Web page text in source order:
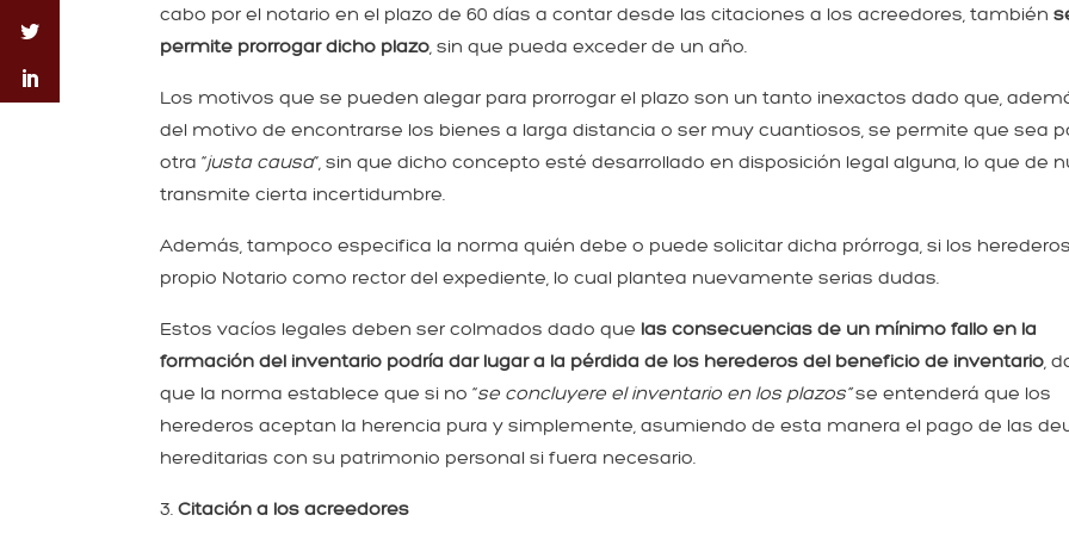
cabo por el notario en el plazo de 60 días a contar desde las citaciones a los acreedores, también
permite prorrogar dicho plazo, sin que pueda exceder de un año.
Los motivos que se pueden alegar para prorrogar el plazo son un tanto inexactos dado que,
del motivo de encontrarse los bienes a larga distancia o ser muy cuantiosos, se permite que sea
otra “justa causa”, sin que dicho concepto esté desarrollado en disposición legal alguna, lo que de
transmite cierta incertidumbre.
Además, tampoco especifica la norma quién debe o puede solicitar dicha prórroga, si los
propio Notario como rector del expediente, lo cual plantea nuevamente serias dudas.
Estos vacíos legales deben ser colmados dado que las consecuencias de un mínimo fallo en la
formación del inventario podría dar lugar a la pérdida de los herederos del beneficio de inventario,
que la norma establece que si no “se concluyere el inventario en los plazos”se entenderá que los
herederos aceptan la herencia pura y simplemente, asumiendo de esta manera el pago de las
hereditarias con su patrimonio personal si fuera necesario.
3.Citación a los acreedores